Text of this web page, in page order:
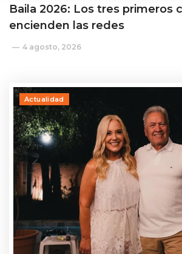
Baila 2026: Los tres primeros
encienden las redes
4 agosto, 2026
Actualidad